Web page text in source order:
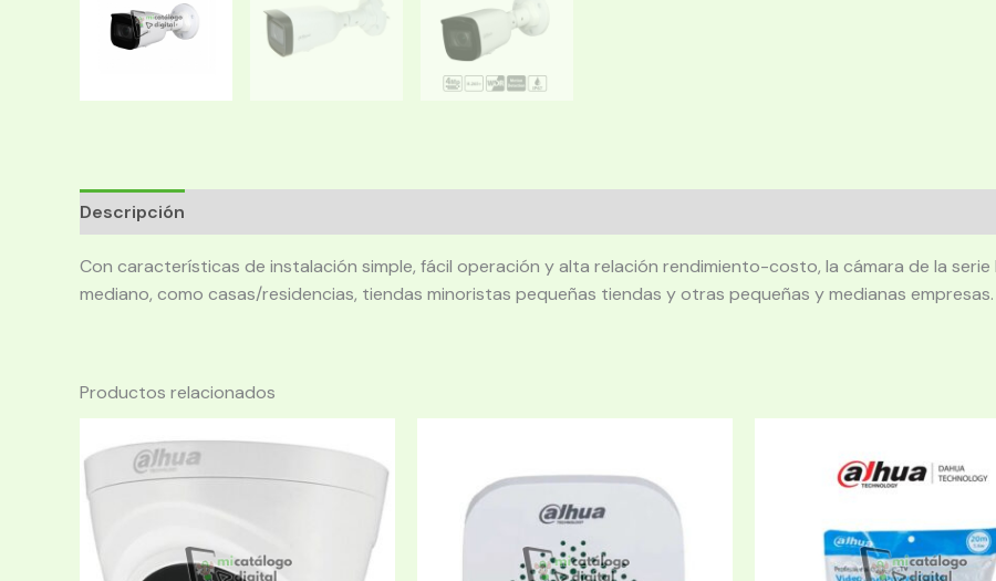
Descripción
Con características de instalación simple, fácil operación y alta relación rendimiento-costo, la cámara de la
mediano, como casas/residencias, tiendas minoristas pequeñas tiendas y otras pequeñas y medianas empresas.
Productos relacionados